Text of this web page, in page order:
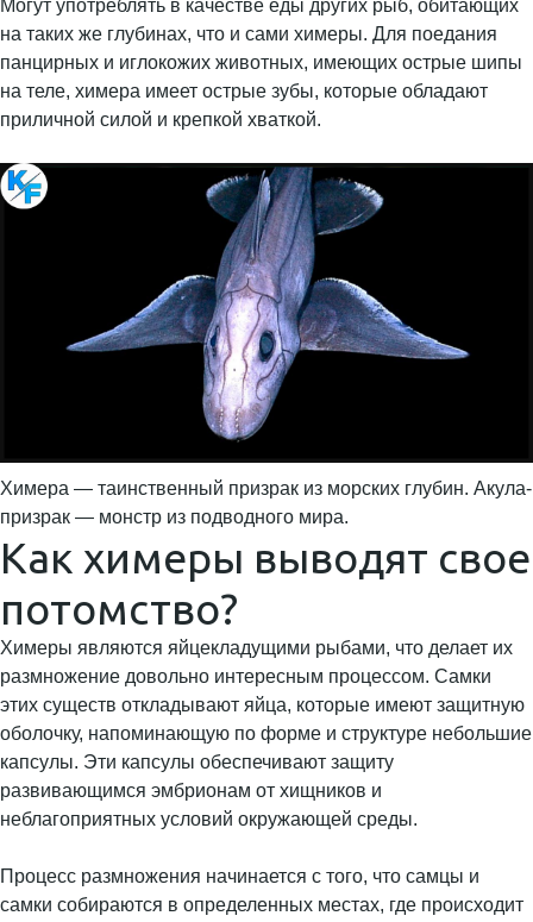
Могут употреблять в качестве еды других рыб, обитающих
на таких же глубинах, что и сами химеры. Для поедания
панцирных и иглокожих животных, имеющих острые шипы
на теле, химера имеет острые зубы, которые обладают
приличной силой и крепкой хваткой.
Химера — таинственный призрак из морских глубин. Акула-
призрак — монстр из подводного мира.
Как химеры выводят свое
потомство?
Химеры являются яйцекладущими рыбами, что делает их
размножение довольно интересным процессом. Самки
этих существ откладывают яйца, которые имеют защитную
оболочку, напоминающую по форме и структуре небольшие
капсулы. Эти капсулы обеспечивают защиту
развивающимся эмбрионам от хищников и
неблагоприятных условий окружающей среды.
Процесс размножения начинается с того, что самцы и
самки собираются в определенных местах, где происходит